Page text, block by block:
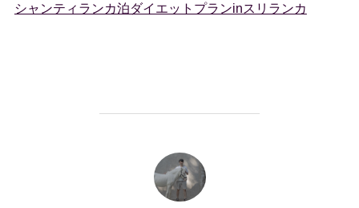
シャンティランカ泊ダイエットプランinスリランカ
投稿者